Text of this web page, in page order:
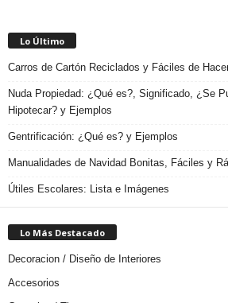
Lo Último
Carros de Cartón Reciclados y Fáciles de
Nuda Propiedad: ¿Qué es?, Significado, ¿Se
Hipotecar? y Ejemplos
Gentrificación: ¿Qué es? y Ejemplos
Manualidades de Navidad Bonitas, Fáciles y
Útiles Escolares: Lista e Imágenes
Lo Más Destacado
Decoracion / Diseño de Interiores
Accesorios